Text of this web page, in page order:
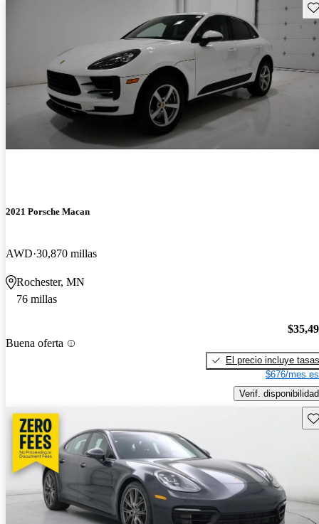
2021 Porsche Macan
AWD 30,870 millas
Rochester, MN
76 millas
Buena oferta
El precio incluye tasas
$676/mes
Verif. disponibilidad